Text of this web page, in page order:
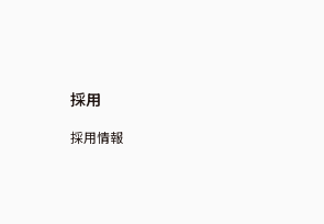
採用
採用情報